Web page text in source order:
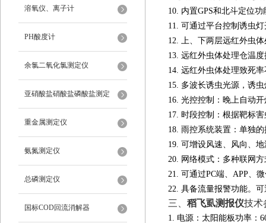
溶氧仪、离子计
PH酸度计
余氯二氧化氯测定仪
亚硝酸盐硝酸盐磷酸盐测定
重金属测定仪
氨氮测定仪
总磷测定仪
国标COD回流消解器
10. 内置GPS和北斗定位
11. 可通过平台控制诱虫
12. 上、下两层远红外虫
13. 远红外虫体处理仓温
14. 远红外虫体处理致死
15. 多波长诱虫光源，诱
16. 光控控制：晚上自动
17. 时段控制：根据靶标
18. 雨控系统装置：单独
19. 可增设风速、风向、
20. 网络模式：多种联网
21. 可通过PC端、APP、
22. 具备流量报警功能。
三、 稻飞虱测报仪技术
1. 电源：太阳能板功率：